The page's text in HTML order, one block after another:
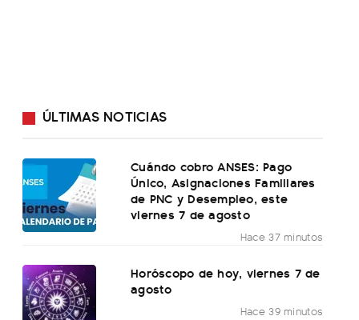
ÚLTIMAS NOTICIAS
Cuándo cobro ANSES: Pago
Único, Asignaciones Familiares
de PNC y Desempleo, este
viernes 7 de agosto
Hace 37 minutos
Horóscopo de hoy, viernes 7 de
agosto
Hace 39 minutos